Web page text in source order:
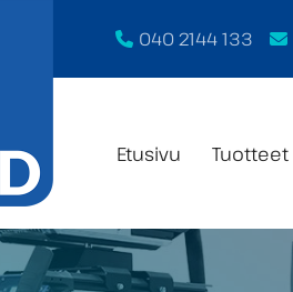
040 2144 133
Etusivu Tuotteet